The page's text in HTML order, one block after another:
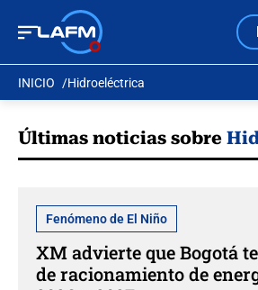
INICIO Hidroeléctrica
Últimas noticias sobre
Fenómeno de El Niño
XM advierte que Bogotá
de racionamiento de